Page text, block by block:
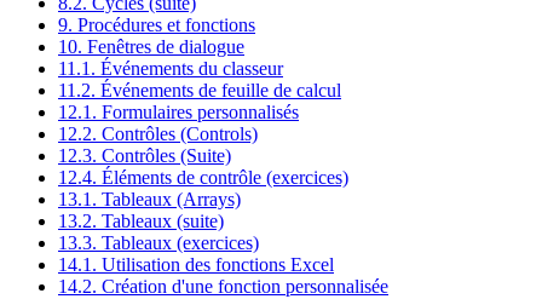
9. Procédures et fonctions
10. Fenêtres de dialogue
11.1. Événements du classeur
11.2. Événements de feuille de calcul
12.1. Formulaires personnalisés
12.2. Contrôles (Controls)
12.3. Contrôles (Suite)
12.4. Éléments de contrôle (exercices)
13.1. Tableaux (Arrays)
13.2. Tableaux (suite)
13.3. Tableaux (exercices)
14.1. Utilisation des fonctions Excel
14.2. Création d'une fonction personnalisée